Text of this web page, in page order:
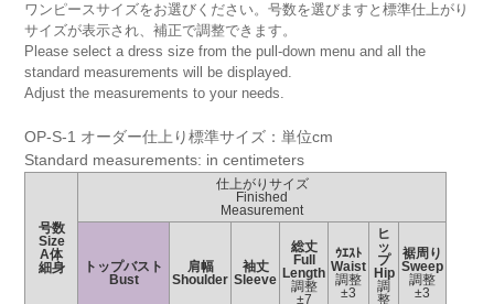
ワンピースサイズをお選びください。号数を選びますと標準仕上がり
サイズが表示され、補正で調整できます。
Please select a dress size from the pull-down menu and all the
standard measurements will be displayed.
Adjust the measurements to your needs.
OP-S-1 オーダー仕上り標準サイズ：単位cm
Standard measurements: in centimeters
号数
Size
A体
細身
仕上がりサイズ
Finished
Measurement
トップバスト
Bust
肩幅
Shoulder
袖丈
Sleeve
総丈
Full
Length
調整
±7
ｳｴｽﾄ
Waist
調整
±3
ヒ
ッ
プ
Hip
調
整
裾周り
Sweep
調整
±3